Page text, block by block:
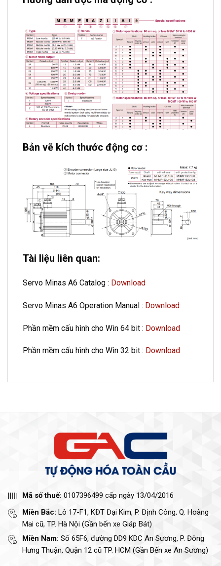
Bản vẽ kích thước động cơ :
Tài liệu liên quan:
Servo Minas A6 Catalog : Download
Servo Minas A6 Operation Manual : Download
Phần mềm cấu hình cho Win 64 bit : Download
Phần mềm cấu hình cho Win 32 bit : Download
Mã số thuế: 0107396499 cấp ngày 13/04/2016
Miền Bắc: Lô 17-F1, KĐT Đại Kim, P. Định Công, Q. Hoàng
Mai cũ, TP. Hà Nội (Gần bến xe Giáp Bát)
Miền Nam: Số 65F6, đường DD9 KDC An Sương, P. Đông
Hưng Thuận, Quận 12 cũ TP. HCM (Gần Bến xe An Sương)